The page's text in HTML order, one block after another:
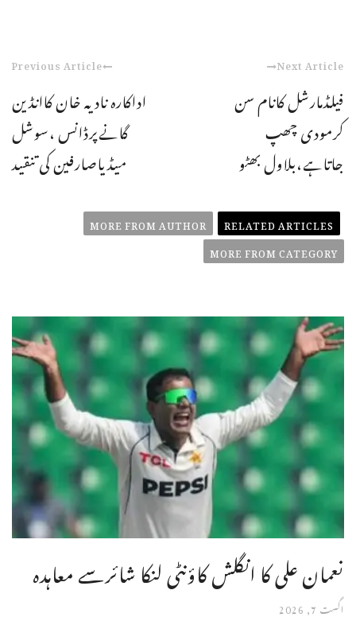
Previous Article
اداکارہ نادیہ خان کاانڈین
گانےپرڈانس ،سوشل
میڈیاصارفین کی تنقید
Next Article
فیلڈمارشل کانام سن
کرمودی چھپ
جاتاہے،بلاول بھٹو
RELATED ARTICLES
MORE FROM AUTHOR
MORE FROM CATEGORY
نعمان علی کا انگلش کاؤنٹی لنکا شائرسے معاہدہ
اگست 7, 2026